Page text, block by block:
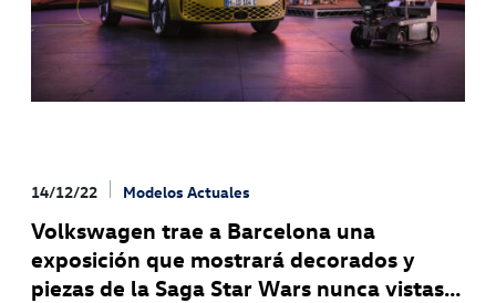
14/12/22 Modelos Actuales
Volkswagen trae a Barcelona una
exposición que mostrará decorados y
piezas de la Saga Star Wars nunca vistas